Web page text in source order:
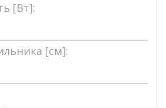
[Bт]:
[см]: